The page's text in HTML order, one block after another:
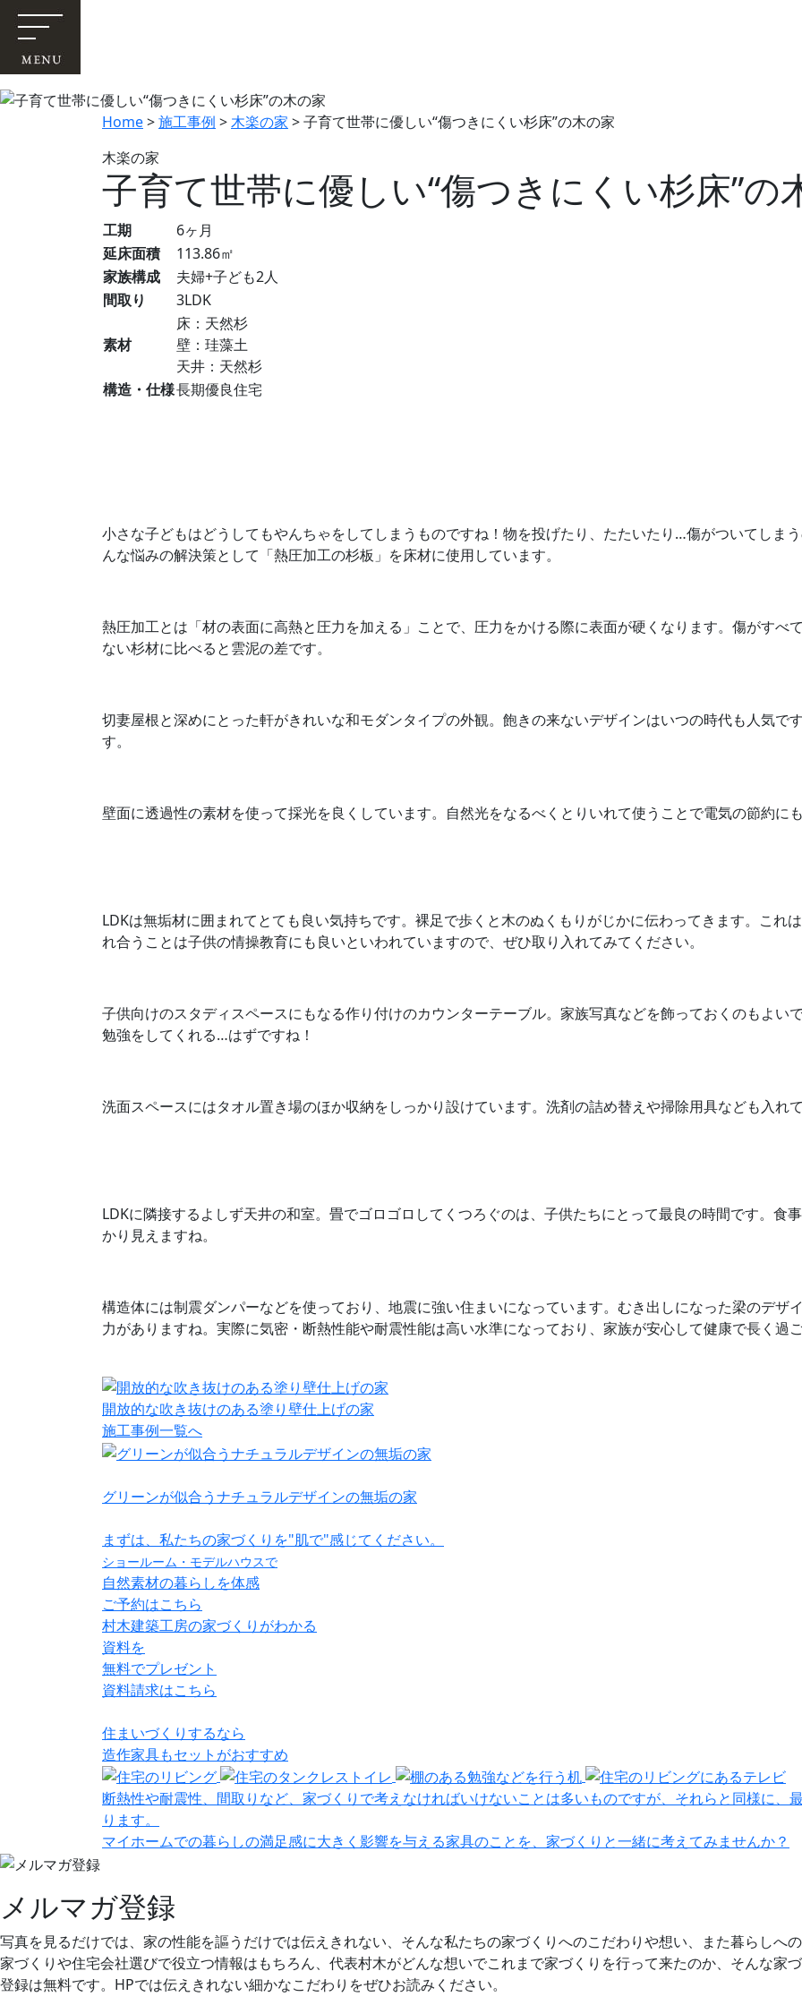
Home>施工事例 >木楽の家 >子育て世帯に優しい“傷つきにくい杉床”の木の家
木楽の家
子育て世帯に優しい“傷つきにくい杉床”の
工期
6ヶ月
延床面積
113.86㎡
家族構成
夫婦+子ども2人
間取り
3LDK
素材
床：天然杉
壁：珪藻土
天井：天然杉
構造・仕様長期優良住宅
小さな子どもはどうしてもやんちゃをしてしまうものですね！物を投げたり、たたいたり…傷がついてしま
んな悩みの解決策として「熱圧加工の杉板」を床材に使用しています。
熱圧加工とは「材の表面に高熱と圧力を加える」ことで、圧力をかける際に表面が硬くなります。傷がすべ
ない杉材に比べると雲泥の差です。
切妻屋根と深めにとった軒がきれいな和モダンタイプの外観。飽きの来ないデザインはいつの時代も人気で
す。
壁面に透過性の素材を使って採光を良くしています。自然光をなるべくとりいれて使うことで電気の節約に
LDKは無垢材に囲まれてとても良い気持ちです。裸足で歩くと木のぬくもりがじかに伝わってきます。これ
れ合うことは子供の情操教育にも良いといわれていますので、ぜひ取り入れてみてください。
子供向けのスタディスペースにもなる作り付けのカウンターテーブル。家族写真などを飾っておくのもよい
勉強をしてくれる…はずですね！
洗面スペースにはタオル置き場のほか収納をしっかり設けています。洗剤の詰め替えや掃除用具なども入れ
LDKに隣接するよしず天井の和室。畳でゴロゴロしてくつろぐのは、子供たちにとって最良の時間です。食
かり見えますね。
構造体には制震ダンパーなどを使っており、地震に強い住まいになっています。むき出しになった梁のデザ
力がありますね。実際に気密・断熱性能や耐震性能は高い水準になっており、家族が安心して健康で長く過
開放的な吹き抜けのある塗り壁仕上げの家
施工事例一覧へ
グリーンが似合うナチュラルデザインの無垢の家
まずは、私たちの家づくりを"肌で"感じてください。
ショールーム・モデルハウスで
自然素材の暮らしを体感
ご予約はこちら
村木建築工房の家づくりがわかる
資料を
無料でプレゼント
資料請求はこちら
住まいづくりするなら
造作家具もセット がおすすめ
断熱性や耐震性、間取りなど、家づくりで考えなければいけないことは多いものですが、それらと同様に、
ります。
マイホームでの暮らしの満足感に大きく影響を与える家具のことを、家づくりと一緒に考えてみませんか？
メルマガ登録
写真を見るだけでは、家の性能を謳うだけでは伝えきれない、そんな私たちの家づくりへのこだわりや想い、また暮らしへ
家づくりや住宅会社選びで役立つ情報はもちろん、代表村木がどんな想いでこれまで家づくりを行って来たのか、そんな家
登録は無料です。HPでは伝えきれない細かなこだわりをぜひお読みください。